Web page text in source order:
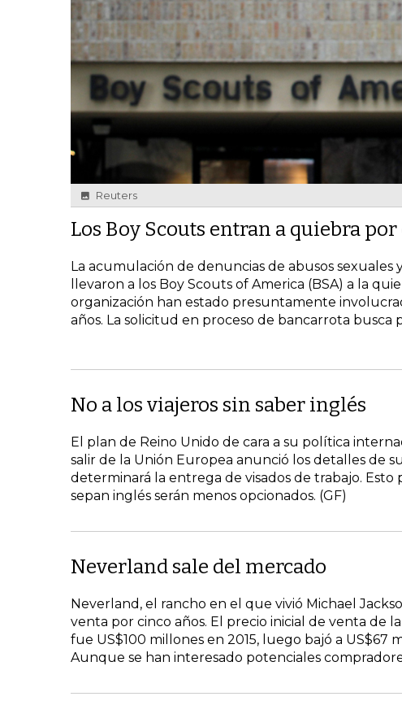
Reuters
Los Boy Scouts entran a quiebra
La acumulación de denuncias de abusos
llevaron a los Boy Scouts of America (BSA) a la
organización han estado presuntamente
años. La solicitud en proceso de bancarrota busca
No a los viajeros sin saber inglés
El plan de Reino Unido de cara a su política
salir de la Unión Europea anunció los detalles de
determinará la entrega de visados de trabajo.
sepan inglés serán menos opcionados. (GF)
Neverland sale del mercado
Neverland, el rancho en el que vivió Michael
venta por cinco años. El precio inicial de venta de
fue US$100 millones en 2015, luego bajó a US$67
Aunque se han interesado potenciales